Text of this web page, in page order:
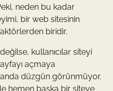
neden bu kadar
bir web sitesinin
biridir.
kullanıcılar siteyi
açmaya
düzgün görünmüyor.
hemen başka bir siteye